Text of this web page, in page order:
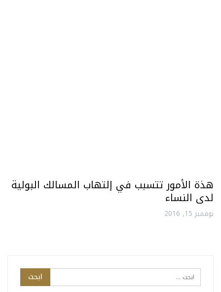
هذة الأمور تتسبب في إلتهاب المسالك البولية
لدى النساء
نوفمبر 15, 2016